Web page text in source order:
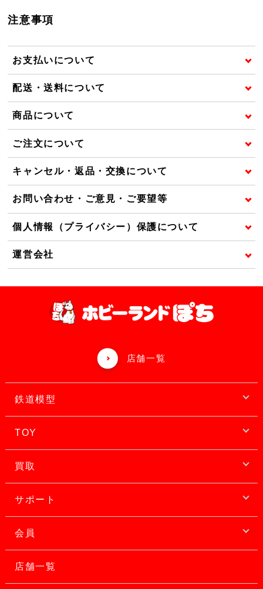
注意事項
お支払いについて
配送・送料について
商品について
ご注文について
キャンセル・返品・交換について
お問い合わせ・ご意見・ご要望等
個人情報（プライバシー）保護について
運営会社
店舗一覧
鉄道模型
TOY
買取
サポート
会員
店舗一覧